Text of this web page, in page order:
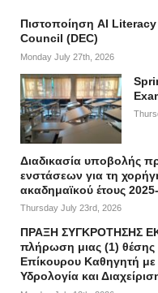
Πιστοποίηση AI
Council (DEC)
Monday July 27th, 2026
Διαδικασία υποβολής
ενστάσεων για τη
ακαδημαϊκού έτους
Thursday July 23rd, 2026
ΠΡΑΞΗ ΣΥΓΚΡΟΤΗΣΗΣ
πλήρωση μιας (1) θέσης
Επίκουρου Καθηγητή με
Υδρολογία και